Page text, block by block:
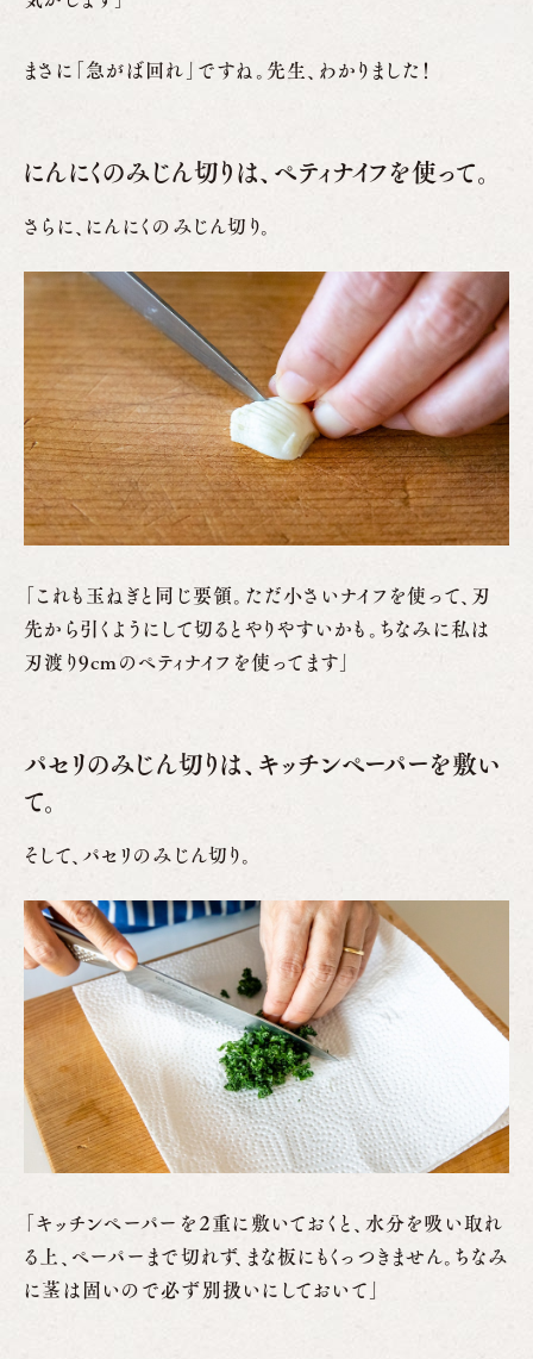
まさに「急がば回れ」ですね。先生、わかりました！
にんにくのみじん切りは、ペティナイフを使って。
さらに、にんにくのみじん切り。
「これも玉ねぎと同じ要領。ただ小さいナイフを使って、刃
先から引くようにして切るとやりやすいかも。ちなみに私は
刃渡り9cmのペティナイフを使ってます」
パセリのみじん切りは、キッチンペーパーを敷い
て。
そして、パセリのみじん切り。
「キッチンペーパーを２重に敷いておくと、水分を吸い取れ
る上、ペーパーまで切れず、まな板にもくっつきません。ちなみ
に茎は固いので必ず別扱いにしておいて」